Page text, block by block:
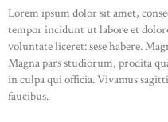
STOCKX HORLOGES
STOCKX SIERADEN
OCCASIONS
STOCKX ACCESSORIES
Lorem ipsum dolor sit amet,
tempor incidunt ut labore et
voluntate liceret: sese habere.
Magna pars studiorum, prodita
in culpa qui officia. Vivamus
faucibus.